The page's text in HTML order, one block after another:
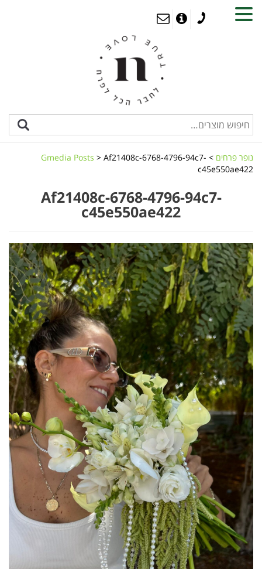
נופר פרחים >
Gmedia Posts > Af21408c-6768-4796-94c7-
c45e550ae422
Af21408c-6768-4796-94c7-
c45e550ae422